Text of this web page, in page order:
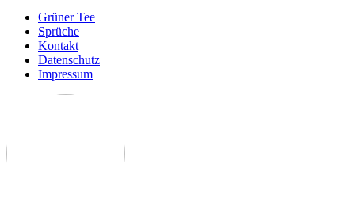
Grüner Tee
Sprüche
Kontakt
Datenschutz
Impressum